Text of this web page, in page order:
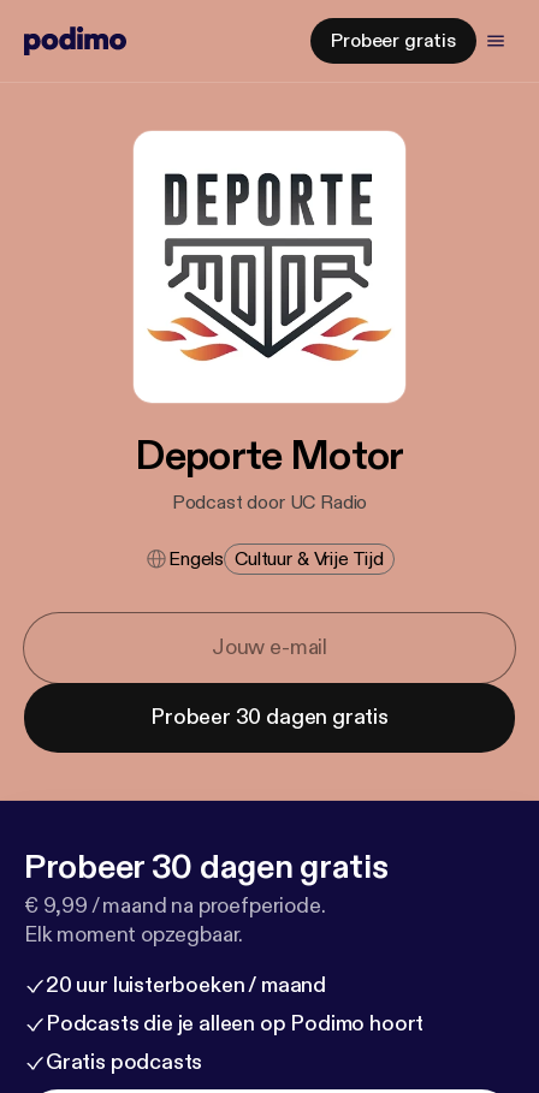
Probeer gratis
Deporte Motor
Podcast door UC Radio
Engels Cultuur & Vrije Tijd
Probeer 30 dagen gratis
Probeer 30 dagen gratis
€ 9,99 / maand na proefperiode.
Elk moment opzegbaar.
20 uur luisterboeken / maand
Podcasts die je alleen op Podimo hoort
Gratis podcasts